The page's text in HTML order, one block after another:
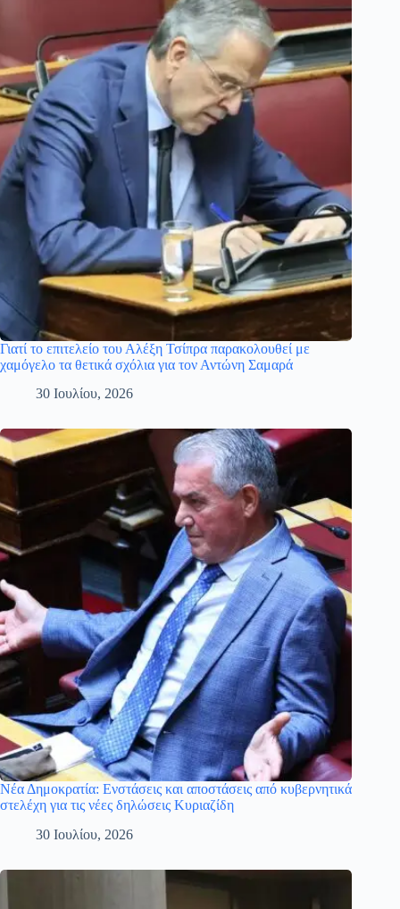
Γιατί το επιτελείο του Αλέξη Τσίπρα παρακολουθεί με
χαμόγελο τα θετικά σχόλια για τον Αντώνη Σαμαρά
30 Ιουλίου, 2026
Νέα Δημοκρατία: Ενστάσεις και αποστάσεις από κυβερνητικά
στελέχη για τις νέες δηλώσεις Κυριαζίδη
30 Ιουλίου, 2026